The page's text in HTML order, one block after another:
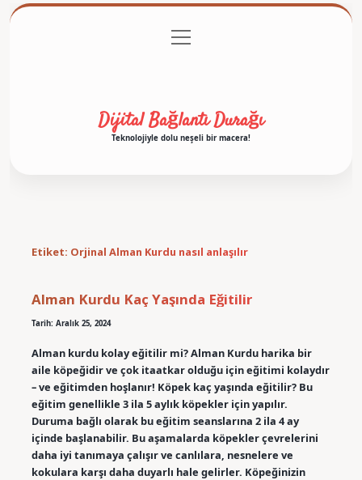
Gizlilik Politikası
menüyü
aç
Dijital Bağlantı Durağı
Teknolojiyle dolu neşeli bir macera!
Etiket: Orjinal Alman Kurdu nasıl anlaşılır
Alman Kurdu Kaç Yaşında Eğitilir
Tarih: Aralık 25, 2024
Alman kurdu kolay eğitilir mi? Alman Kurdu harika bir
aile köpeğidir ve çok itaatkar olduğu için eğitimi kolaydır
– ve eğitimden hoşlanır! Köpek kaç yaşında eğitilir? Bu
eğitim genellikle 3 ila 5 aylık köpekler için yapılır.
Duruma bağlı olarak bu eğitim seanslarına 2 ila 4 ay
içinde başlanabilir. Bu aşamalarda köpekler çevrelerini
daha iyi tanımaya çalışır ve canlılara, nesnelere ve
kokulara karşı daha duyarlı hale gelirler. Köpeğinizin